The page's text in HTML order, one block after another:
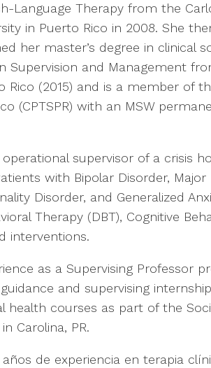
Language Therapy from the
in Puerto Rico in 2008. She
her master’s degree in clinical
Supervision and Management
Rico (2015) and is a member of
(CPTSPR) with an MSW
supervisor of a crisis
with Bipolar Disorder, Major
Disorder, and Generalized
Therapy (DBT), Cognitive
interventions.
as a Supervising Professor
and supervising
health courses as part of the
Carolina, PR.
de experiencia en terapia